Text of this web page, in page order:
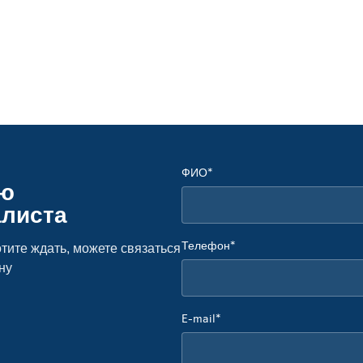
ждать, можете связаться
ФИО*
Телефон*
E-mail*